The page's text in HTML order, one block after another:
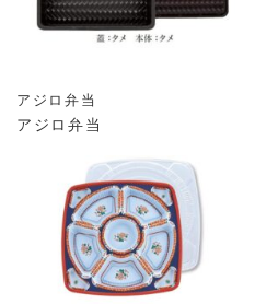
アジロ弁当
アジロ弁当